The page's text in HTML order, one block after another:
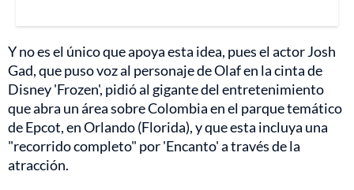
Y no es el único que apoya esta idea, pues el actor Josh
Gad, que puso voz al personaje de Olaf en la cinta de
Disney 'Frozen', pidió al gigante del entretenimiento
que abra un área sobre Colombia en el parque temático
de Epcot, en Orlando (Florida), y que esta incluya una
"recorrido completo" por 'Encanto' a través de la
atracción.